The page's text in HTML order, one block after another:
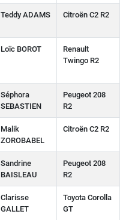
Teddy ADAMS Citroën C2 R2
Loïc BOROT
Renault
Twingo R2
Séphora
SEBASTIEN
Peugeot 208
R2
Malik
ZOROBABEL
Citroën C2 R2
Sandrine
BAISLEAU
Peugeot 208
R2
Clarisse
GALLET
Toyota Corolla
GT